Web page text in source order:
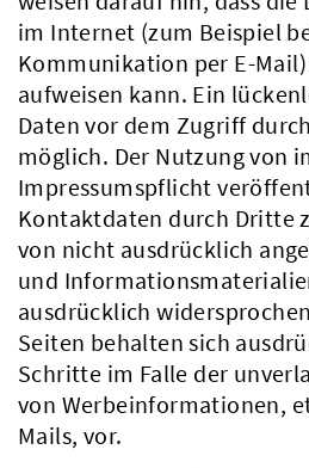
im Internet (zum Beispiel
Kommunikation per E-
aufweisen kann. Ein
Daten vor dem Zugriff
möglich. Der Nutzung von
Impressumspflicht
Kontaktdaten durch Dritte
von nicht ausdrücklich
und
ausdrücklich
Seiten behalten sich
Schritte im Falle der
von Werbeinformationen,
Mails, vor.